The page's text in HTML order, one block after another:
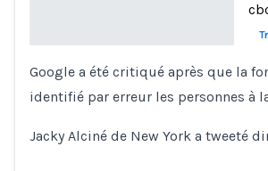
Loading...
Google a été critiqué après que la
identifié par erreur les personnes à
Jacky Alciné de New York a tweeté